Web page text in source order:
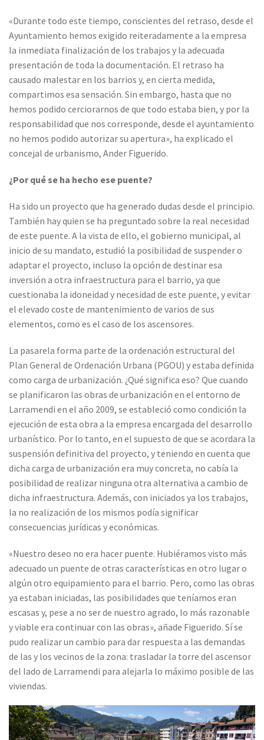
«Durante todo este tiempo, conscientes del retraso, desde el
Ayuntamiento hemos exigido reiteradamente a la empresa
la inmediata finalización de los trabajos y la adecuada
presentación de toda la documentación. El retraso ha
causado malestar en los barrios y, en cierta medida,
compartimos esa sensación. Sin embargo, hasta que no
hemos podido cerciorarnos de que todo estaba bien, y por la
responsabilidad que nos corresponde, desde el ayuntamiento
no hemos podido autorizar su apertura», ha explicado el
concejal de urbanismo, Ander Figuerido.
¿Por qué se ha hecho ese puente?
Ha sido un proyecto que ha generado dudas desde el principio.
También hay quien se ha preguntado sobre la real necesidad
de este puente. A la vista de ello, el gobierno municipal, al
inicio de su mandato, estudió la posibilidad de suspender o
adaptar el proyecto, incluso la opción de destinar esa
inversión a otra infraestructura para el barrio, ya que
cuestionaba la idoneidad y necesidad de este puente, y evitar
el elevado coste de mantenimiento de varios de sus
elementos, como es el caso de los ascensores.
La pasarela forma parte de la ordenación estructural del
Plan General de Ordenación Urbana (PGOU) y estaba definida
como carga de urbanización. ¿Qué significa eso? Que cuando
se planificaron las obras de urbanización en el entorno de
Larramendi en el año 2009, se estableció como condición la
ejecución de esta obra a la empresa encargada del desarrollo
urbanístico. Por lo tanto, en el supuesto de que se acordara la
suspensión definitiva del proyecto, y teniendo en cuenta que
dicha carga de urbanización era muy concreta, no cabía la
posibilidad de realizar ninguna otra alternativa a cambio de
dicha infraestructura. Además, con iniciados ya los trabajos,
la no realización de los mismos podía significar
consecuencias jurídicas y económicas.
«Nuestro deseo no era hacer puente. Hubiéramos visto más
adecuado un puente de otras características en otro lugar o
algún otro equipamiento para el barrio. Pero, como las obras
ya estaban iniciadas, las posibilidades que teníamos eran
escasas y, pese a no ser de nuestro agrado, lo más razonable
y viable era continuar con las obras», añade Figuerido. Sí se
pudo realizar un cambio para dar respuesta a las demandas
de las y los vecinos de la zona: trasladar la torre del ascensor
del lado de Larramendi para alejarla lo máximo posible de las
viviendas.